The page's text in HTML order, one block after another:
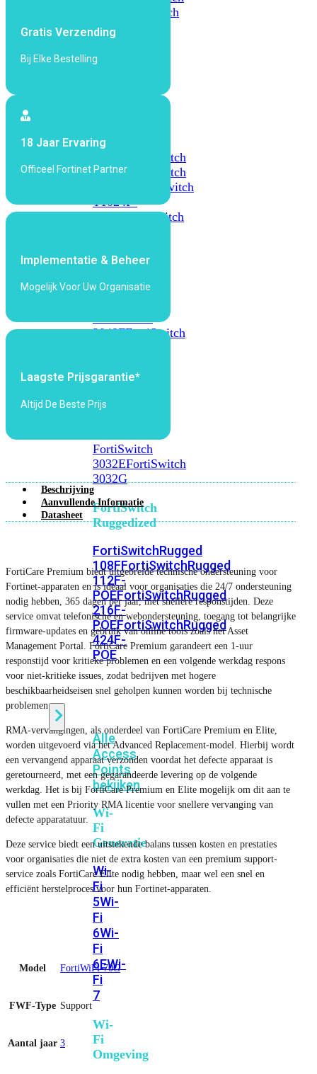
FortiSwitch
648F-
FPOE
FortiSwitch
FortiSwitch
1048EFortiSwitch
FortiSwitch
T1024F-
FortiSwitch
FortiSwitch
Series
2048FFortiSwitch
3000
FortiSwitch
3032EFortiSwitch
3032G
FortiSwitch
Ruggedized
FortiSwitchRugged
108FFortiSwitchRugged
112F-
POEFortiSwitchRugged
216F-
POEFortiSwitchRugged
424F-
POE
WiFi
Alle
Access
Points
bekijken
Wi-
Fi
Generatie
Wi-
Fi
5Wi-
Fi
6Wi-
Fi
6EWi-
Fi
7
Wi-
Fi
Omgeving
Gratis Verzending
Bij Elke Bestelling
18 Jaar Ervaring
Officeel Fortinet Partner
Implementatie & Beheer
Mogelijk Voor Uw Organisatie
Laagste Prijsgarantie*
Altijd De Beste Prijs
Beschrijving
Aanvullende Informatie
Datasheet
FortiCare Premium biedt uitgebreide technische ondersteuning voor
Fortinet-apparaten en is ideaal voor organisaties die 24/7 ondersteuning
nodig hebben, 365 dagen per jaar, met snellere responstijden. Deze
service omvat telefonische en webondersteuning, toegang tot belangrijke
firmware-updates en gebruik van online tools zoals het Asset
Management Portal. FortiCare Premium garandeert een 1-uur
responstijd voor kritieke problemen en een volgende werkdag respons
voor niet-kritieke issues, zodat bedrijven met hogere
beschikbaarheidseisen snel geholpen kunnen worden bij technische
problemen.
RMA-vervangingen, als onderdeel van FortiCare Premium en Elite,
worden uitgevoerd via het Advanced Replacement-model. Hierbij wordt
een vervangend apparaat verzonden voordat het defecte apparaat is
geretourneerd, met een gegarandeerde levering op de volgende
werkdag. Het is bij FortiCare Premium en Elite mogelijk om dit aan te
vullen met een Priority RMA licentie voor snellere vervanging van
defecte apparatatuur.
Deze service biedt een uitstekende balans tussen kosten en prestaties
voor organisaties die niet de extra kosten van een premium support-
service zoals FortiCare Elite nodig hebben, maar wel een snel en
efficiënt herstelproces voor hun Fortinet-apparaten.
Model FortiWiFi-70G
FWF-Type Support
Aantal jaar 3